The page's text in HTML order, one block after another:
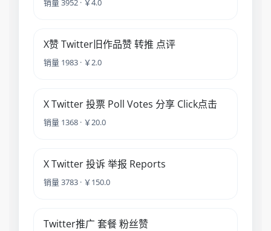
销量 3952 · ￥4.0
X赞 Twitter旧作品赞 转推 点评
销量 1983 · ￥2.0
X Twitter 投票 Poll Votes 分享 Click点击
销量 1368 · ￥20.0
X Twitter 投诉 举报 Reports
销量 3783 · ￥150.0
Twitter推广 套餐 粉丝赞